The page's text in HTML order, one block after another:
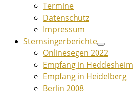
Termine
Datenschutz
Impressum
Sternsingerberichte
Onlinesegen 2022
Empfang in Heddesheim
Empfang in Heidelberg
Berlin 2008